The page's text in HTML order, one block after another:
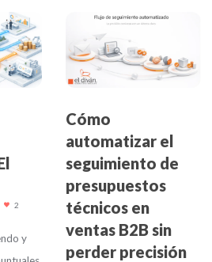
2
y
Cómo
automatizar el
seguimiento de
presupuestos
técnicos en
ventas B2B sin
perder precisión